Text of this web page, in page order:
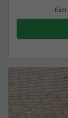
Excl.